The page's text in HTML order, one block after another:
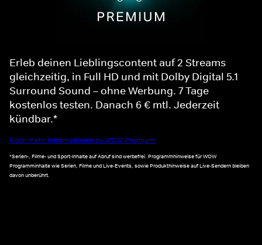
Erleb deinen Lieblingscontent auf 2 Streams
gleichzeitig, in Full HD und mit Dolby Digital 5.1
Surround Sound – ohne Werbung. 7 Tage
kostenlos testen. Danach 6 € mtl. Jederzeit
kündbar.*
Noch mehr Informationen zu WOW Premium
*Serien-, Filme- und Sport-Inhalte auf Abruf sind werbefrei. Programmhinweise für WOW
Programminhalte wie Serien, Filme und Live-Events, sowie Produkthinweise auf Live-Sendern bleiben
davon unberührt.